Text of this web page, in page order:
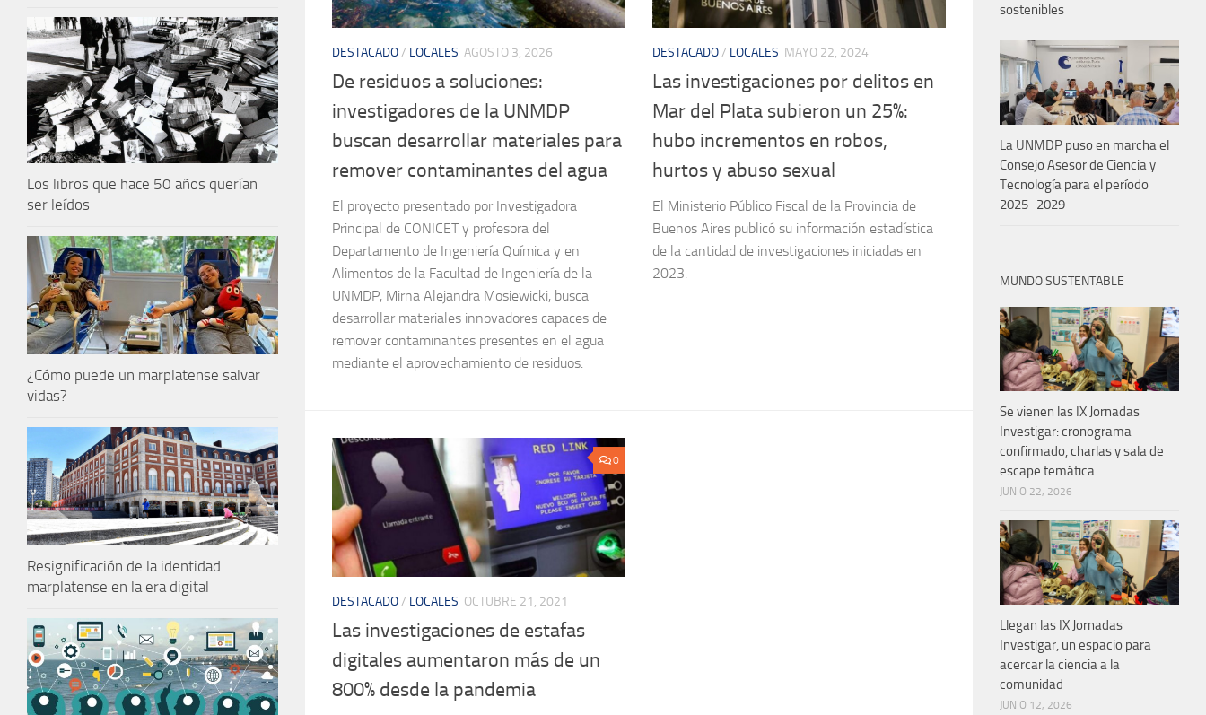
DESTACADO/ LOCALES AGOSTO 3, 2026
De residuos a soluciones:
investigadores de la UNMDP
buscan desarrollar materiales para
remover contaminantes del agua
El proyecto presentado por Investigadora
Principal de CONICET y profesora del
Departamento de Ingeniería Química y en
Alimentos de la Facultad de Ingeniería de la
UNMDP, Mirna Alejandra Mosiewicki, busca
desarrollar materiales innovadores capaces de
remover contaminantes presentes en el agua
mediante el aprovechamiento de residuos.
DESTACADO/ LOCALES MAYO 22, 2024
Las investigaciones por delitos en
Mar del Plata subieron un 25%:
hubo incrementos en robos,
hurtos y abuso sexual
El Ministerio Público Fiscal de la Provincia de
Buenos Aires publicó su información estadística
de la cantidad de investigaciones iniciadas en
2023.
0
DESTACADO/ LOCALES OCTUBRE 21, 2021
Las investigaciones de estafas
digitales aumentaron más de un
800% desde la pandemia
Los libros que hace 50 años querían
ser leídos
¿Cómo puede un marplatense salvar
vidas?
Resignificación de la identidad
marplatense en la era digital
sostenibles
La UNMDP puso en marcha el
Consejo Asesor de Ciencia y
Tecnología para el período
2025–2029
MUNDO SUSTENTABLE
Se vienen las IX Jornadas
Investigar: cronograma
confirmado, charlas y sala de
escape temática
JUNIO 22, 2026
Llegan las IX Jornadas
Investigar, un espacio para
acercar la ciencia a la
comunidad
JUNIO 12, 2026